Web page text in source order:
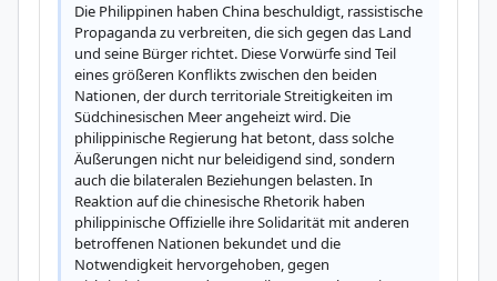
Die Philippinen haben China beschuldigt, rassistische
Propaganda zu verbreiten, die sich gegen das Land
und seine Bürger richtet. Diese Vorwürfe sind Teil
eines größeren Konflikts zwischen den beiden
Nationen, der durch territoriale Streitigkeiten im
Südchinesischen Meer angeheizt wird. Die
philippinische Regierung hat betont, dass solche
Äußerungen nicht nur beleidigend sind, sondern
auch die bilateralen Beziehungen belasten. In
Reaktion auf die chinesische Rhetorik haben
philippinische Offizielle ihre Solidarität mit anderen
betroffenen Nationen bekundet und die
Notwendigkeit hervorgehoben, gegen